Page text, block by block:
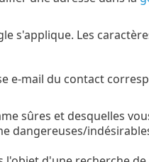
s'applique. Les
e-mail du contact
sûres et desquelles
dangereuses/